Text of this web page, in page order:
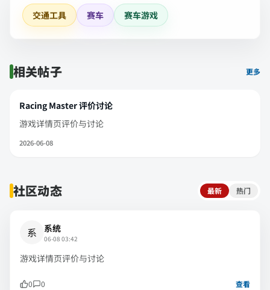
交通工具 赛车 赛车游戏
相关帖子 更多
Racing Master 评价讨论
游戏详情页评价与讨论
2026-06-08
社区动态 最新 热门
系 系统
06-08 03:42
游戏详情页评价与讨论
0 0 查看